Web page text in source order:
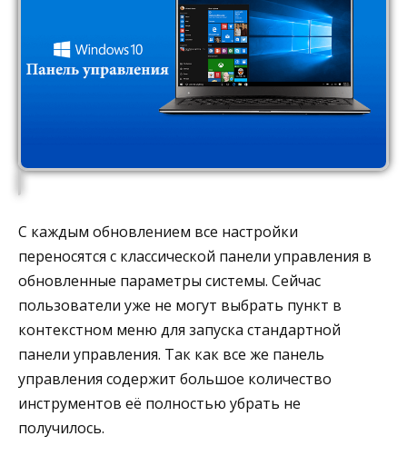
С каждым обновлением все настройки
переносятся с классической панели управления в
обновленные параметры системы. Сейчас
пользователи уже не могут выбрать пункт в
контекстном меню для запуска стандартной
панели управления. Так как все же панель
управления содержит большое количество
инструментов её полностью убрать не
получилось.